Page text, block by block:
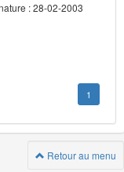
: 28-02-2003
1
Retour au menu